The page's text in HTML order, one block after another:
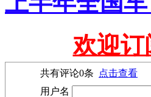
欢迎
共有评论0条
点击查看
用户名